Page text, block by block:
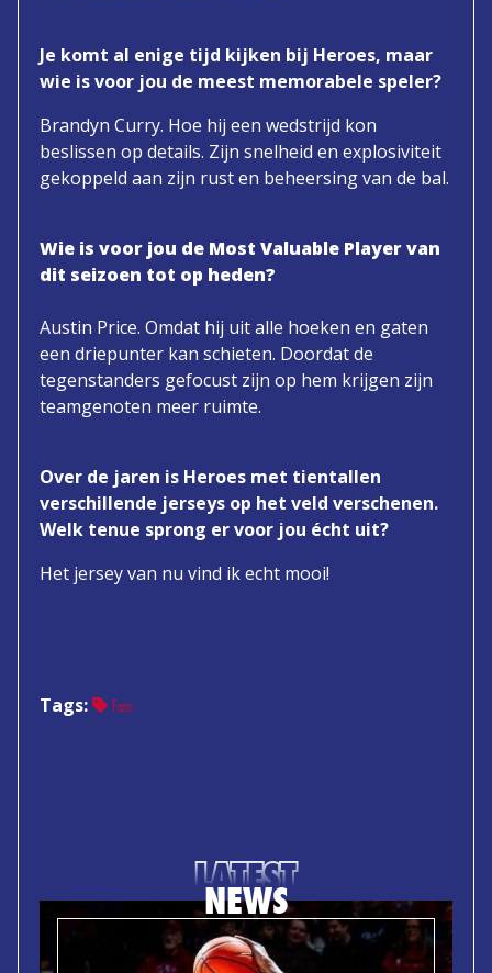
Je komt al enige tijd kijken bij Heroes, maar
wie is voor jou de meest memorabele speler?
Brandyn Curry. Hoe hij een wedstrijd kon
beslissen op details. Zijn snelheid en explosiviteit
gekoppeld aan zijn rust en beheersing van de bal.
Wie is voor jou de Most Valuable Player van
dit seizoen tot op heden?
Austin Price. Omdat hij uit alle hoeken en gaten
een driepunter kan schieten. Doordat de
tegenstanders gefocust zijn op hem krijgen zijn
teamgenoten meer ruimte.
Over de jaren is Heroes met tientallen
verschillende jerseys op het veld verschenen.
Welk tenue sprong er voor jou écht uit?
Het jersey van nu vind ik echt mooi!
Tags: Fans
LATEST
NEWS